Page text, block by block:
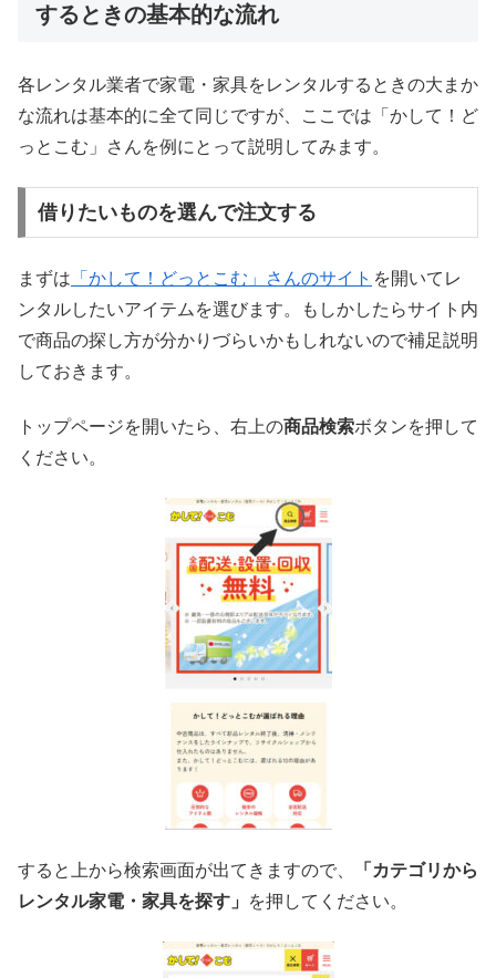
するときの基本的な流れ
各レンタル業者で家電・家具をレンタルするときの大まか
な流れは基本的に全て同じですが、ここでは「かして！ど
っとこむ」さんを例にとって説明してみます。
借りたいものを選んで注文する
まずは 「かして！どっとこむ」さんのサイト を開いてレ
ンタルしたいアイテムを選びます。もしかしたらサイト内
で商品の探し方が分かりづらいかもしれないので補足説明
しておきます。
トップページを開いたら、右上の商品検索ボタンを押して
ください。
すると上から検索画面が出てきますので、
「カテゴリから
レンタル家電・家具を探す」
を押してください。